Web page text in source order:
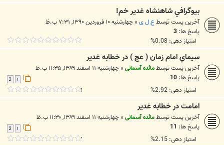
بيوگرافي شاهنشاه غدير خم!
آخرین پست توسطع ل ی« چهارشنبه ۱۰ فروردین ۱۳۹۰, ۷:۳۱ ب.ظ
پاسخ ها: 3
امتیاز دهی: 0.08%
سيماي امام زمان ( عج ) در خطابه غدير
آخرین پست توسطمائده آسمانی« چهارشنبه ۱۱ اسفند ۱۳۸۹, ۱۱:۳۵ ب.ظ
پاسخ ها: 10
امتیاز دهی: 2.92%
امامت در خطابه غدیر
آخرین پست توسطمائده آسمانی« چهارشنبه ۱۱ اسفند ۱۳۸۹, ۱۱:۳۰ ب.ظ
پاسخ ها: 11
امتیاز دهی: 2.15%